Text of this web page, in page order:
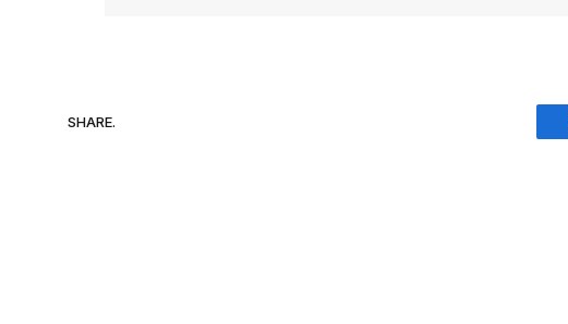
SHARE.